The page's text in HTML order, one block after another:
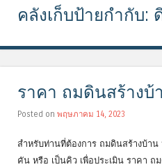
คลังเก็บป้ายกำกับ:
ราคา ถมดินสร้างบ้
Posted on พฤษภาคม 14, 2023
สำหรับท่านที่ต้องการ ถมดินสร้างบ้าน
คัน หรือ เป็นคิว เพื่อประเมิน ราคา